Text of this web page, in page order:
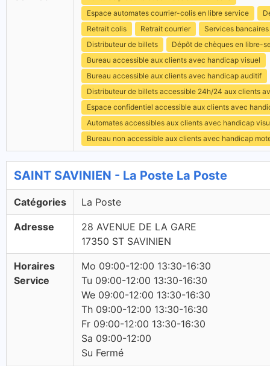
Espace automates courrier-colis en libre service
Retrait colis
Retrait courrier
Services bancaires
Distributeur de billets
Dépôt de chèques en libre-
Bureau accessible aux clients avec handicap visuel
Bureau accessible aux clients avec handicap auditif
Distributeur de billets accessible 24h/24 aux clients
Espace confidentiel accessible aux clients avec
Automates accessibles aux clients avec handicap
Bureau non accessible aux clients avec handicap
SAINT SAVINIEN - La Poste La Poste
Catégories La Poste
Adresse
28 AVENUE DE LA GARE
17350 ST SAVINIEN
Horaires
Service
Mo 09:00-12:00 13:30-16:30
Tu 09:00-12:00 13:30-16:30
We 09:00-12:00 13:30-16:30
Th 09:00-12:00 13:30-16:30
Fr 09:00-12:00 13:30-16:30
Sa 09:00-12:00
Su Fermé